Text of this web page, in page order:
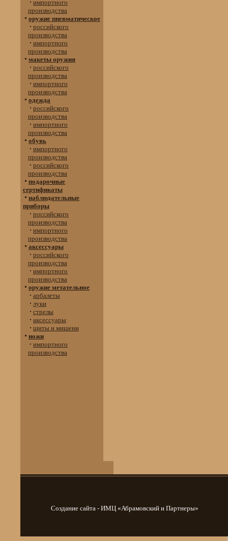
импортного
производства
оружие пневматическое
российского
производства
импортного
производства
макеты оружия
российского
производства
импортного
производства
одежда
российского
производства
импортного
производства
обувь
импортного
производства
российского
производства
подарочные
сертификаты
наблюдательные
приборы
российского
производства
импортного
производства
аксессуары
российского
производства
импортного
производства
оружие метательное
арбалеты
луки
стрелы
аксессуары
щиты и мишени
ножи
импортного
производства
Создание сайта - ИМЦ «Абрамовский и Партнеры»